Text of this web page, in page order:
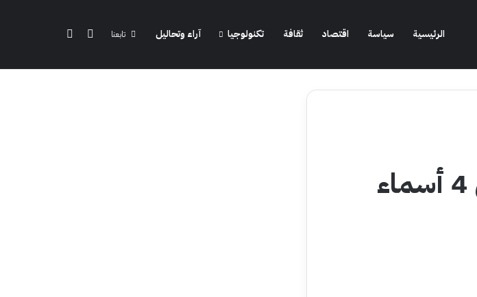
الرئيسية سياسة اقتصاد ثقافة تكنولوجيا آراء وتحاليل تابعنا الوضع المظلم
برشلونة يسرّع عملية التخلص من 4 أسماء